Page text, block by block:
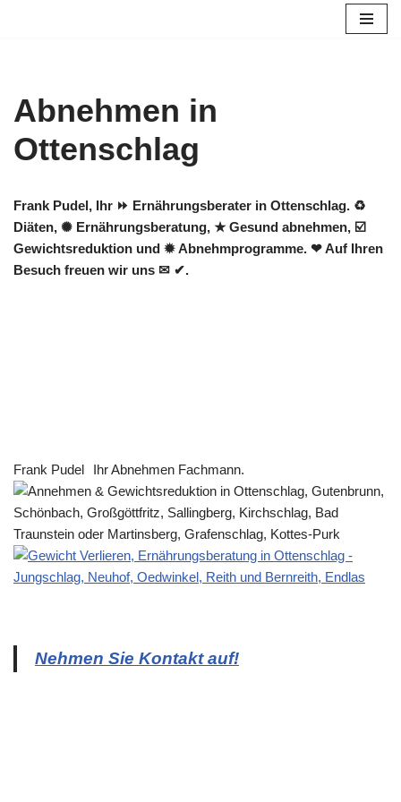
Abnehmen in
Ottenschlag
Frank Pudel, Ihr ⏩ Ernährungsberater in Ottenschlag. ♻
Diäten, ✺ Ernährungsberatung, ★ Gesund abnehmen, ☑️
Gewichtsreduktion und ✹ Abnehmprogramme. ❤ Auf Ihren
Besuch freuen wir uns ✉ ✔.
Frank Pudel Ihr Abnehmen Fachmann.
Nehmen Sie Kontakt auf!